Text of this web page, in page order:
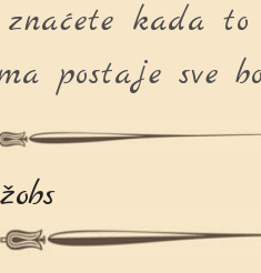
kada
postaje sve